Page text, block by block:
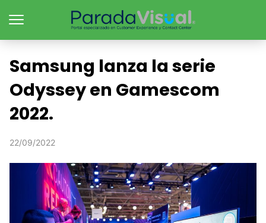
Samsung lanza la serie
Odyssey en Gamescom
2022.
22/09/2022